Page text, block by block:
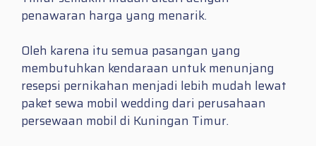
penawaran harga yang menarik.
Oleh karena itu semua pasangan yang
membutuhkan kendaraan untuk menunjang
resepsi pernikahan menjadi lebih mudah lewat
paket sewa mobil wedding dari perusahaan
persewaan mobil di Kuningan Timur.